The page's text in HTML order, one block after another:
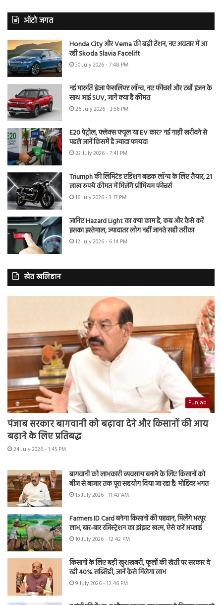
ऑटो जगत
Honda City और Verna की बढ़ी टेंशन, नए अवतार में आ
रही Skoda Slavia Facelift
30 July 2026 - 7:48 PM
नई मारुति ब्रेजा फेसलिफ्ट लॉन्च, नए फीचर्स और टर्बो इंजन के
साथ आई SUV, जानें क्या है कीमत
26 July 2026 - 3:56 PM
E20 पेट्रोल, फ्लेक्स फ्यूल या EV कार? नई गाड़ी खरीदने से
पहले जानें किसमें है ज्यादा फायदा
23 July 2026 - 7:41 PM
Triumph की लिमिटेड एडिशन बाइक लॉन्च के लिए तैयार, 21
लाख रुपये कीमत में मिलेंगे प्रीमियम फीचर्स
16 July 2026 - 3:17 PM
जानिए Hazard Light का क्या काम है, कब और कैसे करें
इसका इस्तेमाल, ज्यादातर लोग नहीं जानते सही तरीका
12 July 2026 - 6:14 PM
खेत खलिहान
Punjab
पंजाब सरकार बागवानी को बढ़ावा देने और किसानों की आय
बढ़ाने के लिए प्रतिबद्ध
24 July 2026 - 1:45 PM
बागवानी को लाभकारी व्यवसाय बनाने के लिए किसानों को
बीज से बाजार तक पूरा सहयोग दिया जा रहा है: मोहिंदर भगत
15 July 2026 - 11:43 AM
Farmers ID Card बनेगा किसानों की पहचान, मिलेंगे भरपूर
लाभ, बार-बार रजिस्ट्रेशन का झंझट खत्म, ऐसे करें अप्लाई
10 July 2026 - 12:42 PM
किसानों के लिए बड़ी खुशखबरी, फूलों की खेती पर सरकार दे
रही 40% सब्सिडी, जानें कैसे मिलेगा लाभ
9 July 2026 - 12:46 PM